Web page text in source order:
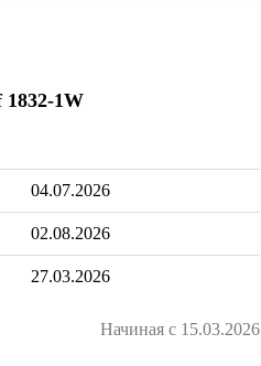
1W
04.07.2026
02.08.2026
27.03.2026
Начиная с 15.03.2026